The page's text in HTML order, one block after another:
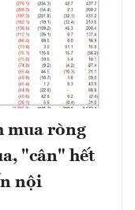
mua ròng
"cân" hết
nội